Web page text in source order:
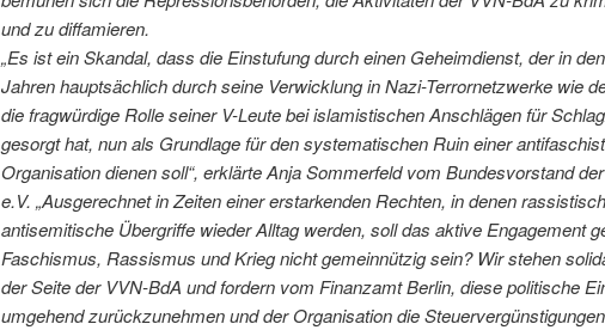
und zu diffamieren.
„Es ist ein Skandal, dass die Einstufung durch einen Geheimdienst, der in
Jahren hauptsächlich durch seine Verwicklung in Nazi-Terrornetzwerke wie
die fragwürdige Rolle seiner V-Leute bei islamistischen Anschlägen für
gesorgt hat, nun als Grundlage für den systematischen Ruin einer
Organisation dienen soll“, erklärte Anja Sommerfeld vom Bundesvorstand
e.V. „Ausgerechnet in Zeiten einer erstarkenden Rechten, in denen
antisemitische Übergriffe wieder Alltag werden, soll das aktive Engagement
Faschismus, Rassismus und Krieg nicht gemeinnützig sein? Wir stehen
der Seite der VVN-BdA und fordern vom Finanzamt Berlin, diese politische
umgehend zurückzunehmen und der Organisation die